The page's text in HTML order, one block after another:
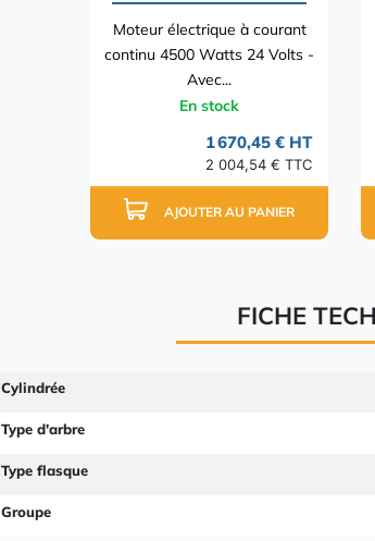
Moteur électrique à courant
continu 4500 Watts 24 Volts -
Avec...
En stock
1 670,45 € HT
2 004,54 € TTC
AJOUTER AU PANIER
FICHE
Cylindrée
Type d'arbre
Type flasque
Groupe